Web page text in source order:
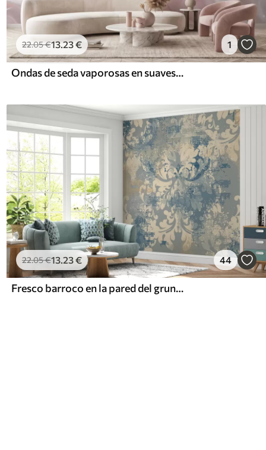
22.05€13.23€ 1
Ondas de seda vaporosas en suaves tonos rosa palo
22.05€13.23€ 44
Fresco barroco en la pared del grunge